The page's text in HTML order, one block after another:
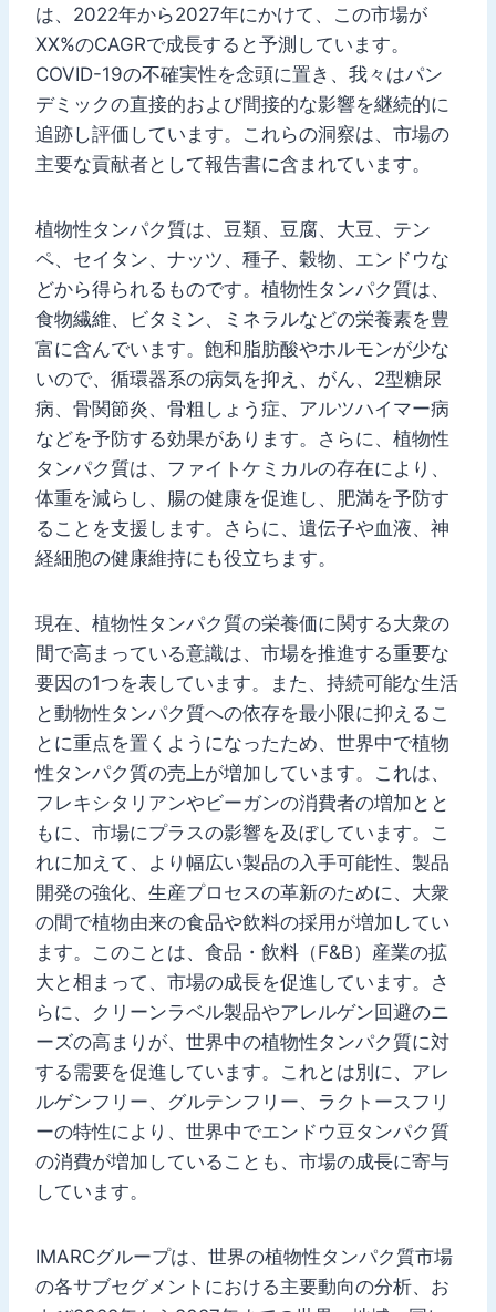
は、2022年から2027年にかけて、この市場が
XX%のCAGRで成長すると予測しています。
COVID-19の不確実性を念頭に置き、我々はパン
デミックの直接的および間接的な影響を継続的に
追跡し評価しています。これらの洞察は、市場の
主要な貢献者として報告書に含まれています。
植物性タンパク質は、豆類、豆腐、大豆、テン
ペ、セイタン、ナッツ、種子、穀物、エンドウな
どから得られるものです。植物性タンパク質は、
食物繊維、ビタミン、ミネラルなどの栄養素を豊
富に含んでいます。飽和脂肪酸やホルモンが少な
いので、循環器系の病気を抑え、がん、2型糖尿
病、骨関節炎、骨粗しょう症、アルツハイマー病
などを予防する効果があります。さらに、植物性
タンパク質は、ファイトケミカルの存在により、
体重を減らし、腸の健康を促進し、肥満を予防す
ることを支援します。さらに、遺伝子や血液、神
経細胞の健康維持にも役立ちます。
現在、植物性タンパク質の栄養価に関する大衆の
間で高まっている意識は、市場を推進する重要な
要因の1つを表しています。また、持続可能な生活
と動物性タンパク質への依存を最小限に抑えるこ
とに重点を置くようになったため、世界中で植物
性タンパク質の売上が増加しています。これは、
フレキシタリアンやビーガンの消費者の増加とと
もに、市場にプラスの影響を及ぼしています。こ
れに加えて、より幅広い製品の入手可能性、製品
開発の強化、生産プロセスの革新のために、大衆
の間で植物由来の食品や飲料の採用が増加してい
ます。このことは、食品・飲料（F&B）産業の拡
大と相まって、市場の成長を促進しています。さ
らに、クリーンラベル製品やアレルゲン回避のニ
ーズの高まりが、世界中の植物性タンパク質に対
する需要を促進しています。これとは別に、アレ
ルゲンフリー、グルテンフリー、ラクトースフリ
ーの特性により、世界中でエンドウ豆タンパク質
の消費が増加していることも、市場の成長に寄与
しています。
IMARCグループは、世界の植物性タンパク質市場
の各サブセグメントにおける主要動向の分析、お